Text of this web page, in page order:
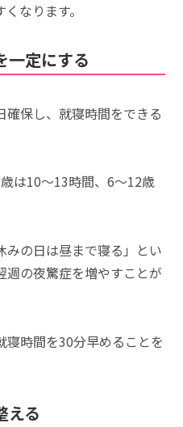
なります。
一定にする
保し、就寝時間をできる
は10〜13時間、6〜12歳
みの日は昼まで寝る」とい
週の夜驚症を増やすことが
時間を30分早めることを
える